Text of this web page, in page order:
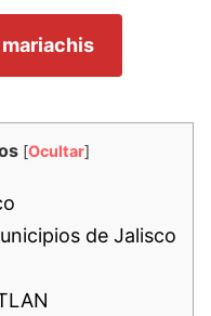
[Ocultar]
de Jalisco